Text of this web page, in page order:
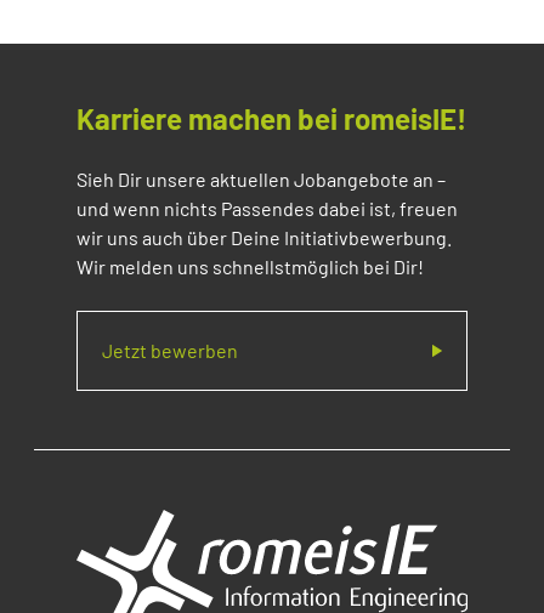
Karriere machen bei romeisIE!
Sieh Dir unsere aktuellen Jobangebote an –
und wenn nichts Passendes dabei ist, freuen
wir uns auch über Deine Initiativbewerbung.
Wir melden uns schnellstmöglich bei Dir!
Jetzt bewerben